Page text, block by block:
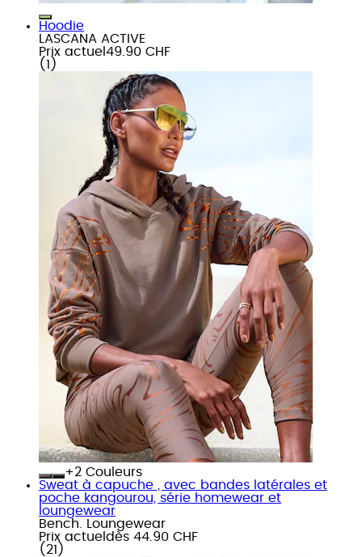
Hoodie
LASCANA ACTIVE
Prix actuel 49.90 CHF
( 1 )
+
Couleurs
Sweat à capuche , avec bandes latérales et
poche kangourou, série homewear et
loungewear
Bench. Loungewear
Prix actuel dès 44.90 CHF
( 21 )